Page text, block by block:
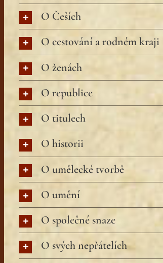
O Češích
O cestování a rodném kraji
O ženách
O republice
O titulech
O historii
O umělecké tvorbě
O umění
O společné snaze
O svých nepřátelích